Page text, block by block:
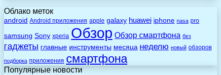
Облако меток
android Android приложения apple galaxy huawei iphone nasa pro
samsung Sony xperia Обзор Обзор смартфона без
гаджеты главные инструменты месяца неделю новый обзоров
подборка приложения смартфона
Популярные новости